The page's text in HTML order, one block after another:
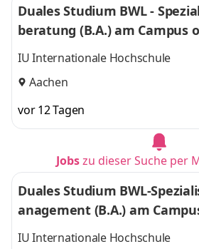
Duales Studium BWL -
beratung (B.A.) am Campus
IU Internationale Hochschule
Aachen
vor 12 Tagen
Jobszu dieser Suche per
Duales Studium BWL-
anagement (B.A.) am
IU Internationale Hochschule